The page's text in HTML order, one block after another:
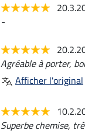
-
Agréable à porter,
Afficher l'original
Superbe chemise,